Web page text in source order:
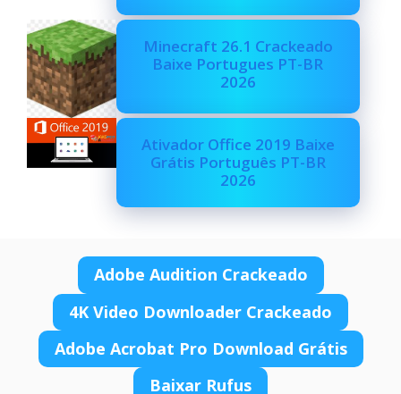
Minecraft 26.1 Crackeado
Baixe Portugues PT-BR
2026
Ativador Office 2019 Baixe
Grátis Português PT-BR
2026
Adobe Audition Crackeado
4K Video Downloader Crackeado
Adobe Acrobat Pro Download Grátis
Baixar Rufus